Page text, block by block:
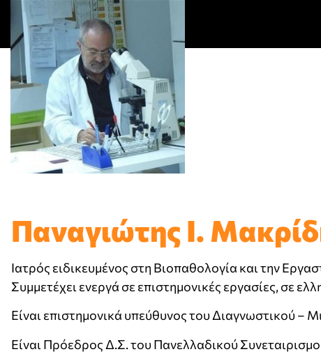
Παναγιώτης Ι.
Ιατρός ειδικευμένος στη Βιοπαθολογία και την
Συμμετέχει ενεργά σε επιστημονικές εργασίες, σε
Είναι επιστημονικά υπεύθυνος του Διαγνωστικού –
Είναι Πρόεδρος Δ.Σ. του Πανελλαδικού